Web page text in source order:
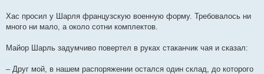
Хас просил у Шарля французскую военную форму. Требовалось ни
много ни мало, а около сотни комплектов.
Майор Шарль задумчиво повертел в руках стаканчик чая и сказал:
– Друг мой, в нашем распоряжении остался один склад, до которого